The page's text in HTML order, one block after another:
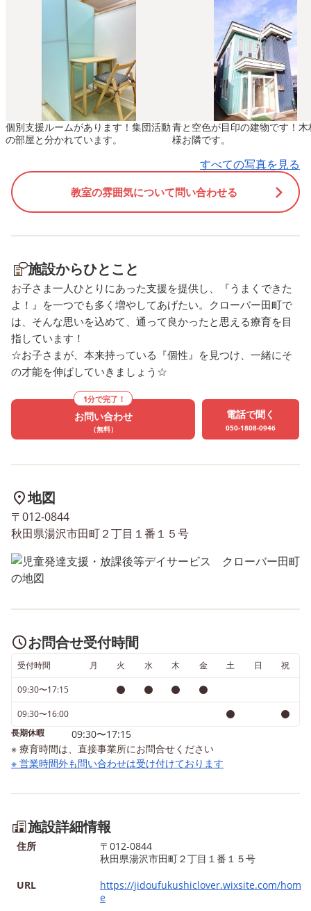
ったり、協力して遊んだりす
る姿もたくさん見られ、遊び
を通して素敵な成長を感じる
一日となりました🌈
を優秀賞として紹介しま
とても素敵な作品となり
た✨ また「かわいいコッ
ん」を描いたはずが・・
か謎の生物に🤣本人も周
お友達も大笑い！思わず
になってしまう、楽しい
も生まれました♪
個別支援ルームがあります！集団活動
の部屋と分かれています。
青と空色が目印の建物です！木
様お隣です。
すべての写真を見る
教室の雰囲気について問い合わせる
施設からひとこと
お子さま一人ひとりにあった支援を提供し、『うまくできた
よ！』を一つでも多く増やしてあげたい。クローバー田町で
は、そんな思いを込めて、通って良かったと思える療育を目
指しています！
☆お子さまが、本来持っている『個性』を見つけ、一緒にそ
の才能を伸ばしていきましょう☆
1分で完了！
お問い合わせ
（無料）
電話で聞く
050-1808-0946
地図
〒012-0844
秋田県湯沢市田町２丁目１番１５号
お問合せ受付時間
受付時間 月 火 水 木 金 土 日 祝
09:30〜17:15
09:30〜16:00
長期休暇
09:30〜17:15
※ 療育時間は、直接事業所にお問合せください
※ 営業時間外も問い合わせは受け付けております
施設詳細情報
住所
〒012-0844
秋田県湯沢市田町２丁目１番１５号
URL
https://jidoufukushiclover.wixsite.com/hom
e